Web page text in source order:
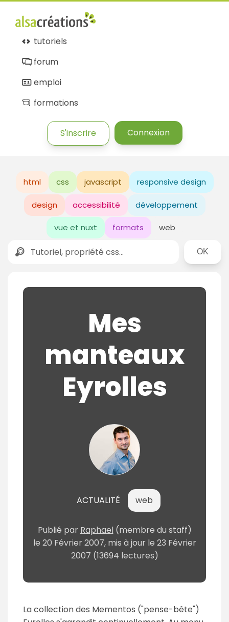
tutoriels
forum
emploi
formations
S'inscrire Connexion
html css javascript responsive design
design accessibilité développement
vue et nuxt formats web
Rechercher
Mes
manteaux
Eyrolles
ACTUALITÉ web
Publié par Raphael (membre du staff)
le 20 Février 2007, mis à jour le 23 Février
2007 (13694 lectures)
La collection des Mementos ("pense-bête")